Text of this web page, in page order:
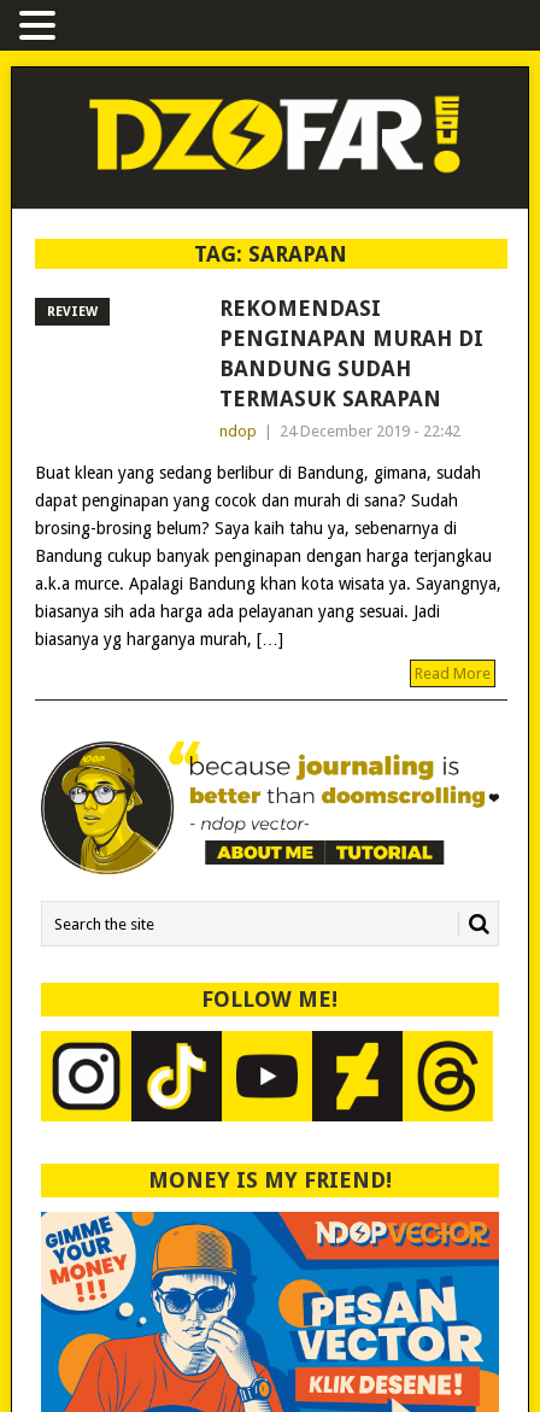
TAG: SARAPAN
REVIEW
REKOMENDASI
PENGINAPAN MURAH DI
BANDUNG SUDAH
TERMASUK SARAPAN
ndop 24 December 2019 - 22:42
Buat klean yang sedang berlibur di Bandung, gimana, sudah
dapat penginapan yang cocok dan murah di sana? Sudah
brosing-brosing belum? Saya kaih tahu ya, sebenarnya di
Bandung cukup banyak penginapan dengan harga terjangkau
a.k.a murce. Apalagi Bandung khan kota wisata ya. Sayangnya,
biasanya sih ada harga ada pelayanan yang sesuai. Jadi
biasanya yg harganya murah, […]
Read More
FOLLOW ME!
MONEY IS MY FRIEND!